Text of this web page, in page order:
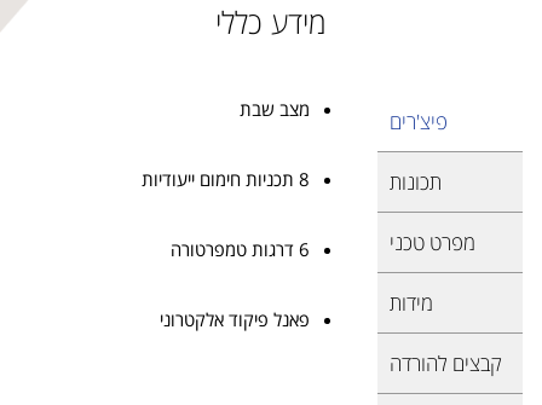
מידע כללי
פיצ'רים
תכונות
מפרט טכני
מידות
קבצים להורדה
מצב שבת
8 תכניות חימום ייעודיות
6 דרגות טמפרטורה
פאנל פיקוד אלקטרוני